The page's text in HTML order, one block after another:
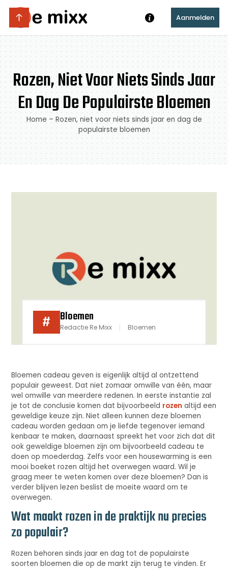
Aanmelden
Rozen, Niet Voor Niets Sinds Jaar
En Dag De Populairste Bloemen
Home – Rozen, niet voor niets sinds jaar en dag de
populairste bloemen
# Bloemen
Redactie Re Mixx Bloemen
Bloemen cadeau geven is eigenlijk altijd al ontzettend
populair geweest. Dat niet zomaar omwille van één, maar
wel omwille van meerdere redenen. In eerste instantie zal
je tot de conclusie komen dat bijvoorbeeld rozen altijd een
geweldige keuze zijn. Niet alleen kunnen deze bloemen
cadeau worden gedaan om je liefde tegenover iemand
kenbaar te maken, daarnaast spreekt het voor zich dat dit
ook geweldige bloemen zijn om bijvoorbeeld cadeau te
doen op moederdag. Zelfs voor een housewarming is een
mooi boeket rozen altijd het overwegen waard. Wil je
graag meer te weten komen over deze bloemen? Dan is
verder blijven lezen beslist de moeite waard om te
overwegen.
Wat maakt rozen in de praktijk nu precies
zo populair?
Rozen behoren sinds jaar en dag tot de populairste
soorten bloemen die op de markt zijn terug te vinden. Er